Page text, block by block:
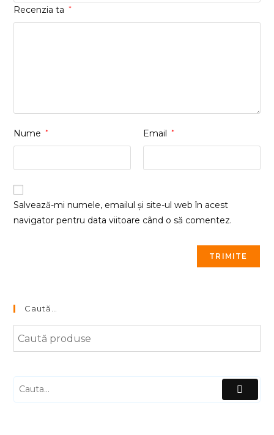
Recenzia ta *
Nume * Email *
Salvează-mi numele, emailul și site-ul web în acest
navigator pentru data viitoare când o să comentez.
Caută…